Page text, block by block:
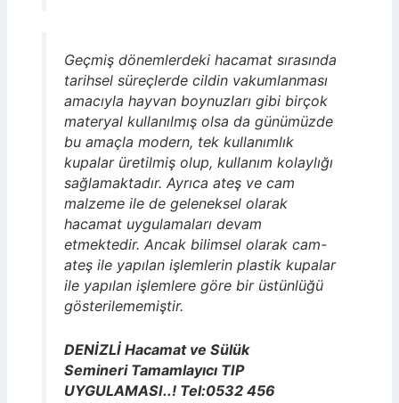
Geçmiş dönemlerdeki hacamat sırasında
tarihsel süreçlerde cildin vakumlanması
amacıyla hayvan boynuzları gibi birçok
materyal kullanılmış olsa da günümüzde
bu amaçla modern, tek kullanımlık
kupalar üretilmiş olup, kullanım kolaylığı
sağlamaktadır. Ayrıca ateş ve cam
malzeme ile de geleneksel olarak
hacamat uygulamaları devam
etmektedir. Ancak bilimsel olarak cam-
ateş ile yapılan işlemlerin plastik kupalar
ile yapılan işlemlere göre bir üstünlüğü
gösterilememiştir.
DENİZLİ Hacamat ve Sülük
Semineri Tamamlayıcı TIP
UYGULAMASI..! Tel:0532 456